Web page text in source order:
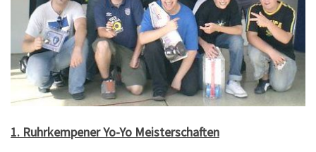
1. Ruhrkempener Yo-Yo Meisterschaften